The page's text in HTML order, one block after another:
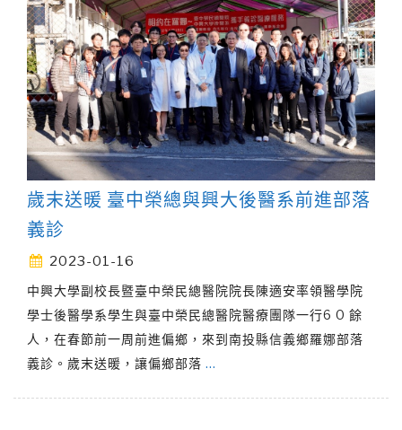
歲末送暖 臺中榮總與興大後醫系前進部落
義診
2023-01-16
中興大學副校長暨臺中榮民總醫院院長陳適安率領醫學院
學士後醫學系學生與臺中榮民總醫院醫療團隊一行6 0 餘
人，在春節前一周前進偏鄉，來到南投縣信義鄉羅娜部落
義診。歲末送暖，讓偏鄉部落 …